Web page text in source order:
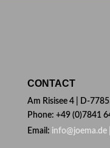
CONTACT
Am Risisee 4 | D-
Phone: +49 (0)7841
Email: info@joema.de |